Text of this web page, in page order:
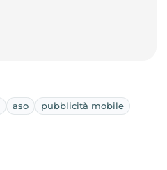
aso
pubblicità mobile